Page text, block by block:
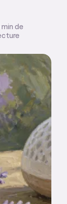
min de